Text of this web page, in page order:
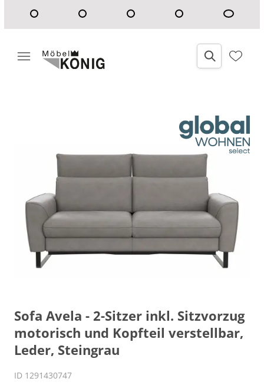
Sofa Avela - 2-Sitzer inkl. Sitzvorzug
motorisch und Kopfteil verstellbar,
Leder, Steingrau
ID 1291430747